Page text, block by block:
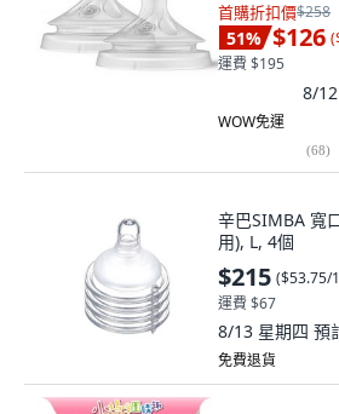
首購折扣價$258
51% $126 (
運費 $195
8/
WOW免運
(68)
辛巴SIMBA 寬
用), L, 4個
$215 ($53.75/
運費 $67
8/13 星期四 預
免費退貨